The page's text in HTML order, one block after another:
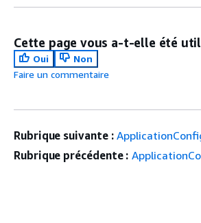
Cette page vous a-t-elle été
Oui
Non
Faire un commentaire
Rubrique suivante :
Rubrique précédente :